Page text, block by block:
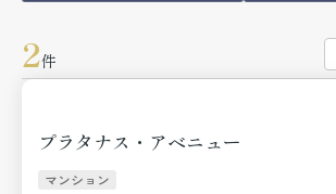
2件
プラタナス・アベニュー
マンション